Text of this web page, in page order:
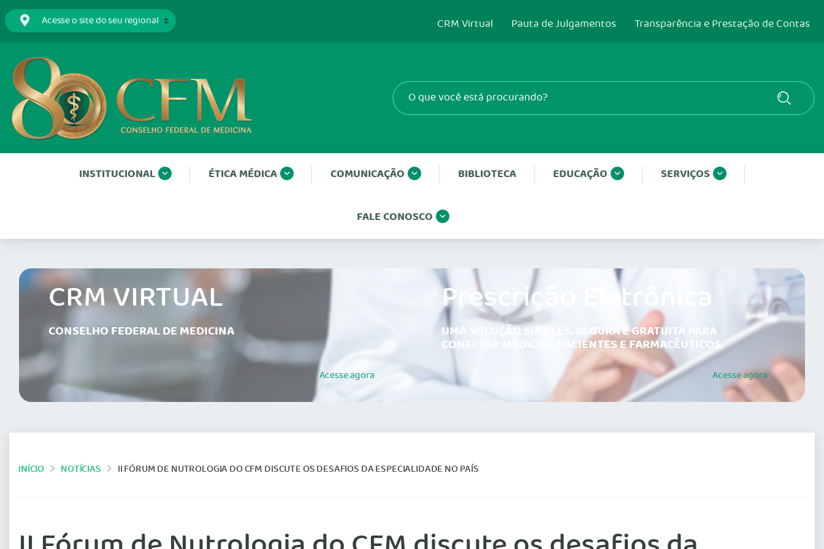
CRM Virtual Pauta de Julgamentos Transparência e Prestação de Contas
INSTITUCIONAL ÉTICA MÉDICA COMUNICAÇÃO BIBLIOTECA EDUCAÇÃO SERVIÇOS
FALE CONOSCO
CRM VIRTUAL
CONSELHO FEDERAL DE MEDICINA
Acesseagora
Prescrição Eletrônica
UMA SOLUÇÃO SIMPLES, SEGURA E GRATUITA PARA
CONECTAR MÉDICOS, PACIENTES E FARMACÊUTICOS.
Acesseagora
INÍCIO NOTÍCIAS II FÓRUM DE NUTROLOGIA DO CFM DISCUTE OS DESAFIOS DA ESPECIALIDADE NO PAÍS